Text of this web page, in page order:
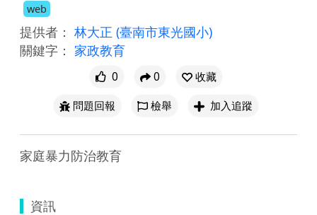
web
提供者： 林大正 (臺南市東光國小)
關鍵字： 家政教育
0 0
收藏
問題回報
檢舉 加入追蹤
家庭暴力防治教育
資訊